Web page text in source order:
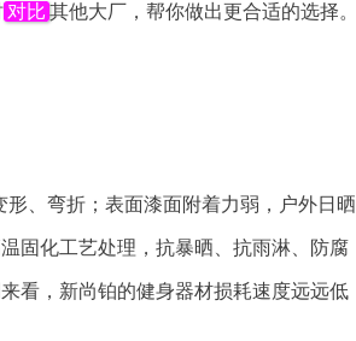
对比 其他大厂，帮你做出更合适的选择。
、弯折；表面漆面附着力弱，户外日晒
固化工艺处理，抗暴晒、抗雨淋、防腐
看，新尚铂的健身器材损耗速度远远低